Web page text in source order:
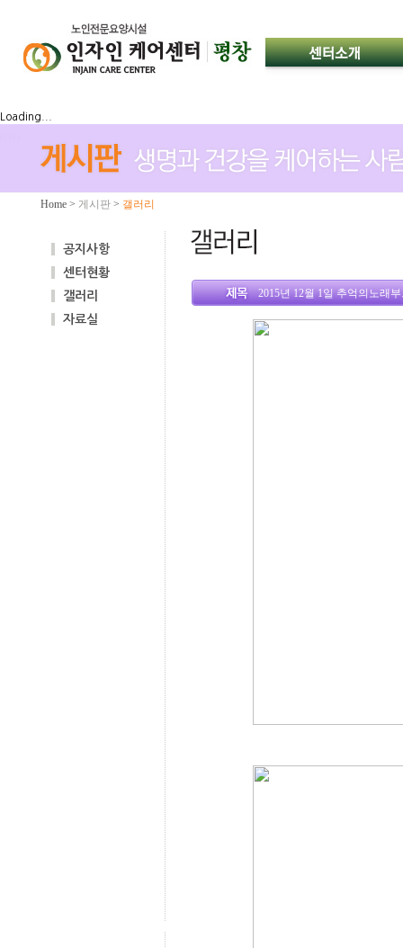
Loading...
Home > 게시판 > 갤러리
공지사항
센터현황
갤러리
자료실
2015년 12월 1일 추억의노래